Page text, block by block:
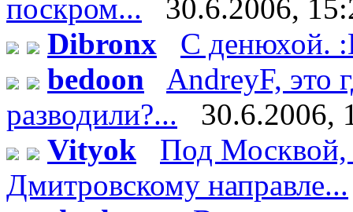
поскром...
30.6.2006,
Dibronx
С денюхой.
bedoon
AndreyF, это
разводили?...
30.6.2006,
Vityok
Под Москвой,
Дмитровскому направле...